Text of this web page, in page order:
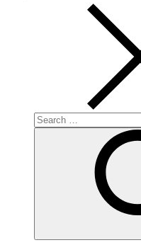
Search
for: